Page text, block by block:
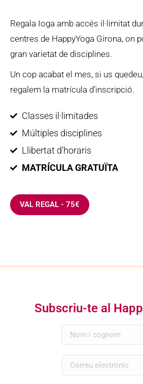
Regala Ioga amb accés il·limitat
centres de HappyYoga Girona, on
gran varietat de disciplines.
Un cop acabat el mes, si us
regalem la matrícula d’inscripció.
Classes il·limitades
Múltiples disciplines
Llibertat d'horaris
MATRÍCULA GRATUÏTA
VAL REGAL - 75€
Subscriu-te al